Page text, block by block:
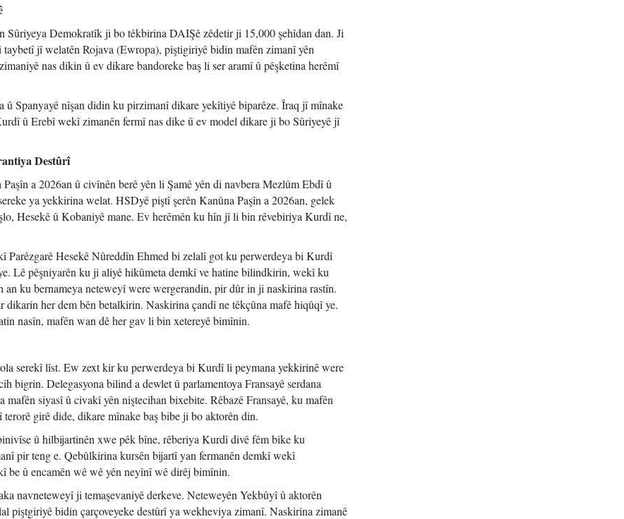
Sûriyeya Demokratîk ji bo têkbirina DAIŞê zêdetir ji 15,000 şehîdan dan. Ji
jî welatên Rojava (Ewropa), piştigiriyê bidin mafên zimanî yên
nas dikin û ev dikare bandoreke baş li ser aramî û pêşketina herêmî
Spanyayê nîşan didin ku pirzimanî dikare yekîtiyê biparêze. Îraq jî mînake
û Erebî wekî zimanên fermî nas dike û ev model dikare ji bo Sûriyeyê jî
Destûrî
a 2026an û civînên berê yên li Şamê yên di navbera Mezlûm Ebdî û
ya yekkirina welat. HSDyê piştî şerên Kanûna Paşîn a 2026an, gelek
Hesekê û Kobaniyê mane. Ev herêmên ku hîn jî li bin rêvebiriya Kurdî ne,
Parêzgarê Hesekê Nûreddîn Ehmed bi zelalî got ku perwerdeya bi Kurdî
Lê pêşniyarên ku ji aliyê hikûmeta demkî ve hatine bilindkirin, wekî ku
ku bernameya neteweyî were wergerandin, pir dûr in ji naskirina rastîn.
dikarin her dem bên betalkirin. Naskirina çandî ne têkçûna mafê hiqûqî ye.
nasîn, mafên wan dê her gav li bin xetereyê bimînin.
serekî lîst. Ew zext kir ku perwerdeya bi Kurdî li peymana yekkirinê were
bigrin. Delegasyona bilind a dewlet û parlamentoya Fransayê serdana
siyasî û civakî yên niştecihan bixebite. Rêbazê Fransayê, ku mafên
girê dide, dikare mînake baş bibe ji bo aktorên din.
û hilbijartinên xwe pêk bîne, rêberiya Kurdî divê fêm bike ku
pir teng e. Qebûlkirina kursên bijartî yan fermanên demkî wekî
be û encamên wê wê yên neyînî wê dirêj bimînin.
navneteweyî ji temaşevaniyê derkeve. Neteweyên Yekbûyî û aktorên
piştgiriyê bidin çarçoveyeke destûrî ya wekheviya zimanî. Naskirina zimanê